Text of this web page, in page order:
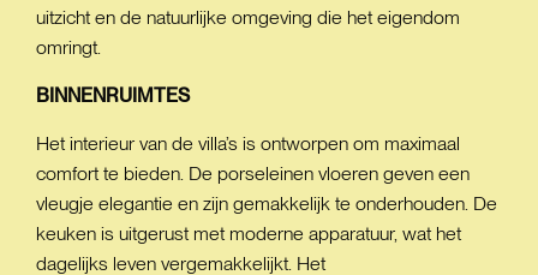
uitzicht en de natuurlijke omgeving die het eigendom
omringt.
BINNENRUIMTES
Het interieur van de villa’s is ontworpen om maximaal
comfort te bieden. De porseleinen vloeren geven een
vleugje elegantie en zijn gemakkelijk te onderhouden. De
keuken is uitgerust met moderne apparatuur, wat het
dagelijks leven vergemakkelijkt. Het